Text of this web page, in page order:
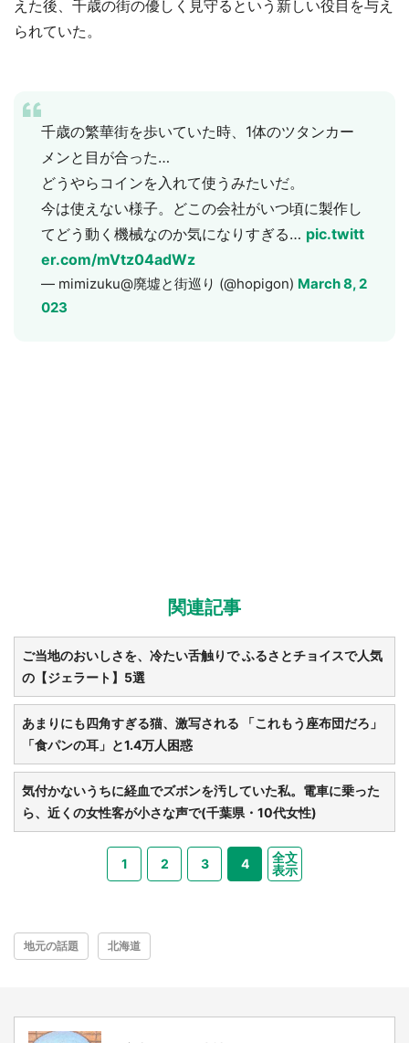
えた後、千歳の街の優しく見守るという新しい役目を与え
られていた。
千歳の繁華街を歩いていた時、1体のツタンカー
メンと目が合った…
どうやらコインを入れて使うみたいだ。
今は使えない様子。どこの会社がいつ頃に製作し
てどう動く機械なのか気になりすぎる… pic.twitt
er.com/mVtz04adWz
— mimizuku@廃墟と街巡り (@hopigon) March 8, 2
023
関連記事
ご当地のおいしさを、冷たい舌触りで ふるさとチョイスで人気
の【ジェラート】5選
あまりにも四角すぎる猫、激写される 「これもう座布団だろ」
「食パンの耳」と1.4万人困惑
気付かないうちに経血でズボンを汚していた私。電車に乗った
ら、近くの女性客が小さな声で(千葉県・10代女性)
1 2 3 4
全文
表示
地元の話題 北海道